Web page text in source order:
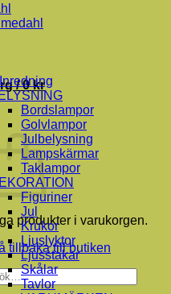
/0kr
produkter i varukorgen.
tillbaka till butiken
Bordslampor
Golvlampor
Julbelysning
Lampskärmar
Taklampor
Figuriner
Jul
Krukor
Ljuslyktor
Ljusstakar
Skålar
Tavlor